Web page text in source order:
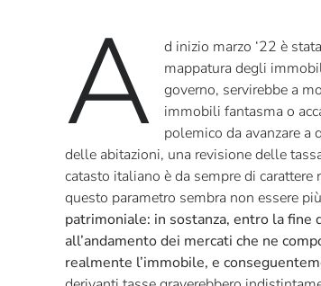
A
d inizio marzo ‘22 è
mappatura degli
governo, servirebbe a
immobili fantasma o
polemico da avanzare
delle abitazioni, una revisione delle
catasto italiano è da sempre di
questo parametro sembra non essere
patrimoniale: in sostanza, entro la
all’andamento dei mercati che ne
realmente l’immobile, e